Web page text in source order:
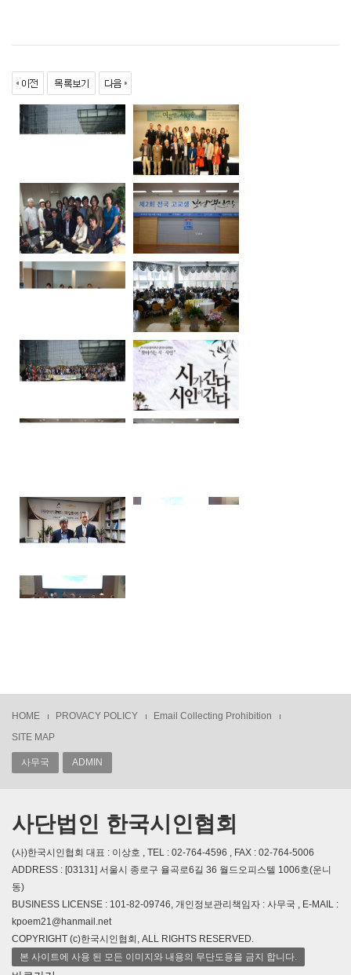
HOME PROVACY POLICY
Email Collecting Prohibition
SITE MAP
사무국 ADMIN
사단법인 한국시인협회
(사)한국시인협회 대표 : 이상호 , TEL : 02-764-4596 , FAX : 02-764-5006
ADDRESS : [03131] 서울시 종로구 율곡로6길 36 월드오피스텔 1006호(운니
동)
BUSINESS LICENSE : 101-82-09746, 개인정보관리책임자 : 사무국 , E-MAIL :
kpoem21@hanmail.net
COPYRIGHT (c)한국시인협회, ALL RIGHTS RESERVED.
본 사이트에 사용 된 모든 이미지와 내용의 무단도용을 금지 합니다.